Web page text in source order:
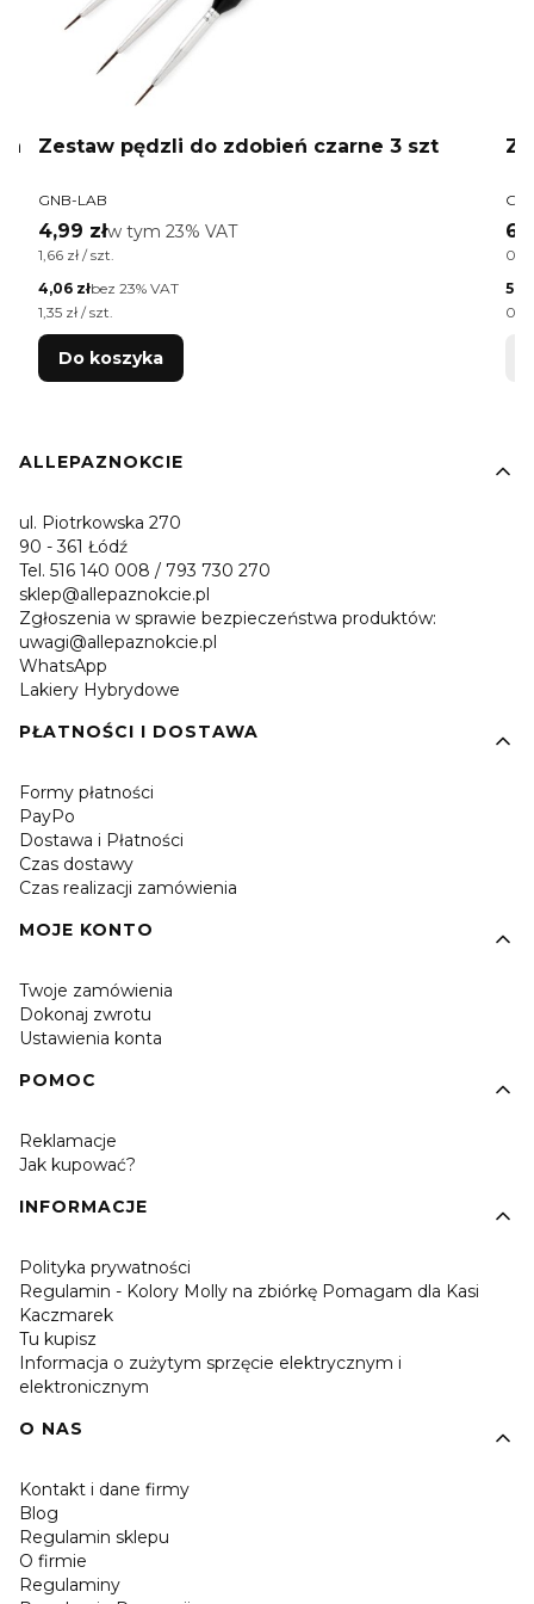
Zestaw pędzli do zdobień czarne 3 szt
PRODUCENT
GNB-LAB
Cena brutto
4,99 złw tym %s VAT
w tym 23% VAT
Cena jednostkowa brutto
1,66 zł / szt.
Cena netto
4,06 złbez 23% VAT
Cena jednostkowa netto
1,35 zł / szt.
Do koszyka
Linki w stopce
ALLEPAZNOKCIE
ul. Piotrkowska 270
90 - 361 Łódź
Tel. 516 140 008 / 793 730 270
sklep@allepaznokcie.pl
Zgłoszenia w sprawie bezpieczeństwa produktów:
uwagi@allepaznokcie.pl
WhatsApp
Lakiery Hybrydowe
PŁATNOŚCI I DOSTAWA
Formy płatności
PayPo
Dostawa i Płatności
Czas dostawy
Czas realizacji zamówienia
MOJE KONTO
Twoje zamówienia
Dokonaj zwrotu
Ustawienia konta
POMOC
Reklamacje
Jak kupować?
INFORMACJE
Polityka prywatności
Regulamin - Kolory Molly na zbiórkę Pomagam dla Kasi
Kaczmarek
Tu kupisz
Informacja o zużytym sprzęcie elektrycznym i
elektronicznym
O NAS
Kontakt i dane firmy
Blog
Regulamin sklepu
O firmie
Regulaminy